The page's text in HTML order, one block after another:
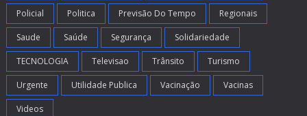
Policial Politica Previsão Do Tempo Regionais
Saude Saúde Segurança Solidariedade
TECNOLOGIA Televisao Trânsito Turismo
Urgente Utilidade Publica Vacinação Vacinas
Videos